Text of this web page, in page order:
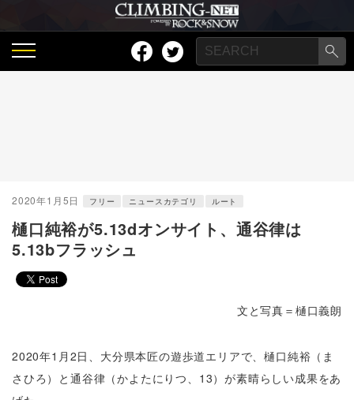
2020年1月5日 フリー ニュースカテゴリ ルート
樋口純裕が5.13dオンサイト、通谷律は
5.13bフラッシュ
文と写真＝樋口義朗
2020年1月2日、大分県本匠の遊歩道エリアで、樋口純裕（ま
さひろ）と通谷律（かよたにりつ、13）が素晴らしい成果をあ